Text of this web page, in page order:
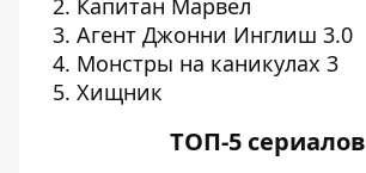
Капитан Марвел
Агент Джонни Инглиш 3.0
Монстры на каникулах 3
Хищник
ТОП-5 сериалов